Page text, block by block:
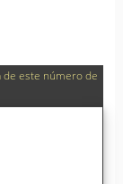
de este número de